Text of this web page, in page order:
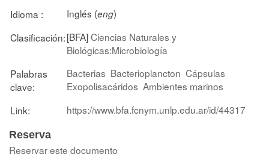
Idioma :
Inglés (eng)
Clasificación:[BFA]Ciencias Naturales y
Biológicas:Microbiología
Palabras
clave:
Bacterias Bacterioplancton Cápsulas
Exopolisacáridos Ambientes marinos
Link:
https://www.bfa.fcnym.unlp.edu.ar/id/44317
Reserva
Reservar este documento